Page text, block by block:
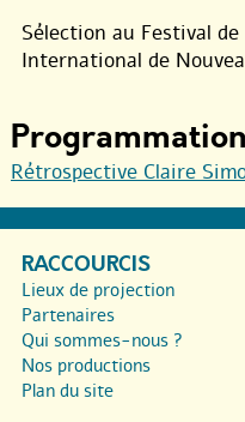
Sélection au Festival
International de
Programmation
Rétrospective Claire
RACCOURCIS
Lieux de projection
Partenaires
Qui sommes-nous ?
Nos productions
Plan du site